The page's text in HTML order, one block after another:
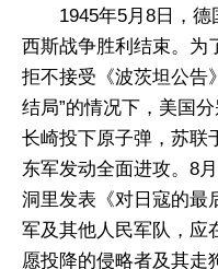
1945年5月8日，
西斯战争胜利结束。为
拒不接受《波茨坦公告
结局”的情况下，美国
长崎投下原子弹，苏联
东军发动全面进攻。8
洞里发表《对日寇的最
军及其他人民军队，应
愿投降的侵略者及其走